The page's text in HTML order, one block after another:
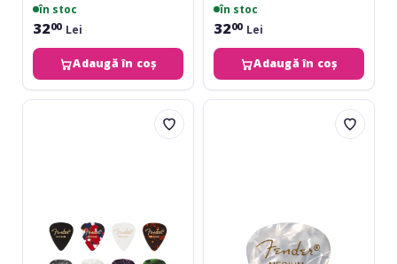
în stoc
3200 Lei
Adaugă în coș
în stoc
3200 Lei
Adaugă în coș
Fender
Fender